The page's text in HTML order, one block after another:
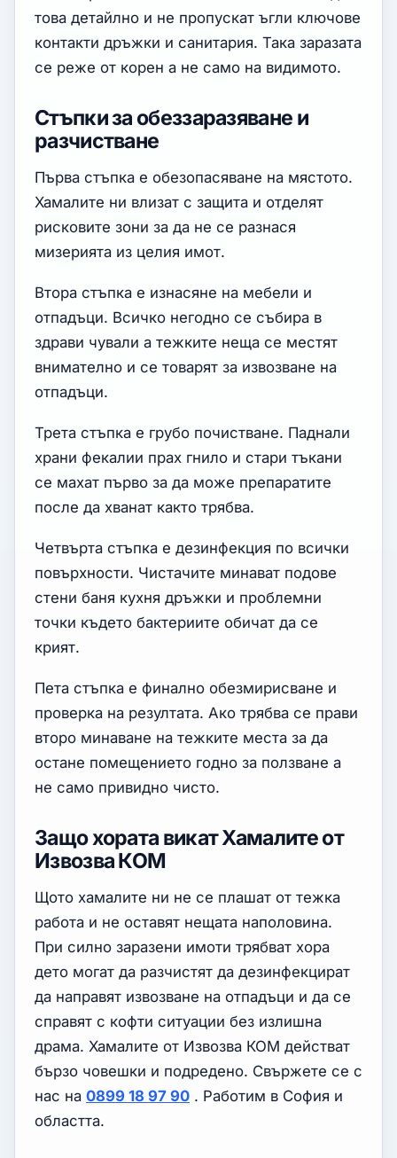
това детайлно и не пропускат ъгли ключове
контакти дръжки и санитария. Така заразата
се реже от корен а не само на видимото.
Стъпки за обеззаразяване и
разчистване
Първа стъпка е обезопасяване на мястото.
Хамалите ни влизат с защита и отделят
рисковите зони за да не се разнася
мизерията из целия имот.
Втора стъпка е изнасяне на мебели и
отпадъци. Всичко негодно се събира в
здрави чували а тежките неща се местят
внимателно и се товарят за извозване на
отпадъци.
Трета стъпка е грубо почистване. Паднали
храни фекалии прах гнило и стари тъкани
се махат първо за да може препаратите
после да хванат както трябва.
Четвърта стъпка е дезинфекция по всички
повърхности. Чистачите минават подове
стени баня кухня дръжки и проблемни
точки където бактериите обичат да се
крият.
Пета стъпка е финално обезмирисване и
проверка на резултата. Ако трябва се прави
второ минаване на тежките места за да
остане помещението годно за ползване а
не само привидно чисто.
Защо хората викат Хамалите от
Извозва КОМ
Щото хамалите ни не се плашат от тежка
работа и не оставят нещата наполовина.
При силно заразени имоти трябват хора
дето могат да разчистят да дезинфекцират
да направят извозване на отпадъци и да се
справят с кофти ситуации без излишна
драма. Хамалите от Извозва КОМ действат
бързо човешки и подредено. Свържете се с
нас на 0899 18 97 90 . Работим в София и
областта.